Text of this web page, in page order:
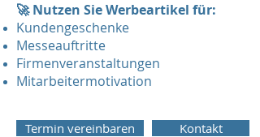
🚀 Nutzen Sie Werbeartikel für:
Kundengeschenke
Messeauftritte
Firmenveranstaltungen
Mitarbeitermotivation
Termin vereinbaren Kontakt